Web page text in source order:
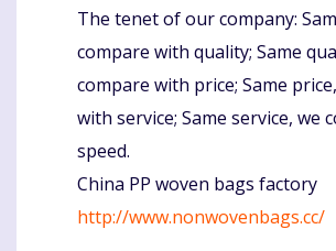
The tenet of our company:
compare with quality; Same
compare with price; Same
with service; Same service, we
speed.
China PP woven bags factory
http://www.nonwovenbags.cc/